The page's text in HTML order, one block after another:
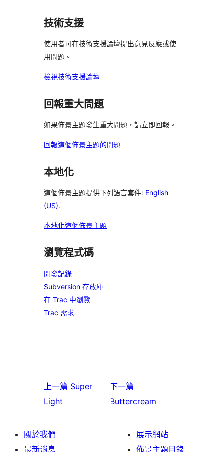
論
評
論
用
者
評
論
使
者
評
技術支援
使用者可在技術支援論壇提出意見反應或使
用問題。
檢視技術支援論壇
回報重大問題
如果佈景主題發生重大問題，請立即回報。
回報這個佈景主題的問題
本地化
這個佈景主題提供下列語言套件: English
(US).
本地化這個佈景主題
瀏覽程式碼
開發記錄
Subversion 存放庫
在 Trac 中瀏覽
Trac 需求
上一篇 Super
Light
下一篇
Buttercream
關於我們
最新消息
展示網站
佈景主題目錄